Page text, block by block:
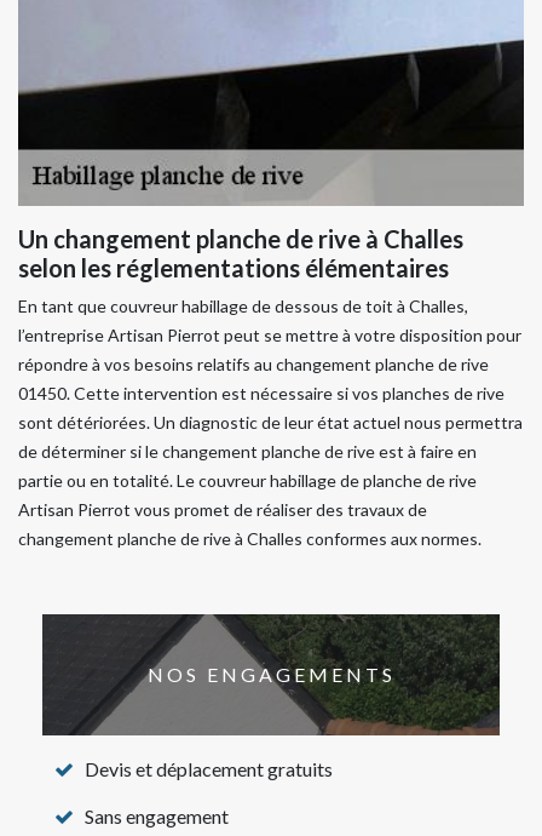
Un changement planche de rive à Challes
selon les réglementations élémentaires
En tant que couvreur habillage de dessous de toit à Challes,
l’entreprise Artisan Pierrot peut se mettre à votre disposition pour
répondre à vos besoins relatifs au changement planche de rive
01450. Cette intervention est nécessaire si vos planches de rive
sont détériorées. Un diagnostic de leur état actuel nous permettra
de déterminer si le changement planche de rive est à faire en
partie ou en totalité. Le couvreur habillage de planche de rive
Artisan Pierrot vous promet de réaliser des travaux de
changement planche de rive à Challes conformes aux normes.
NOS ENGAGEMENTS
Devis et déplacement gratuits
Sans engagement